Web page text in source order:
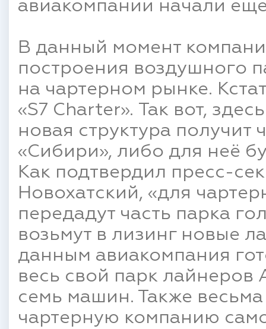
авиакомпании начали
В данный момент
построения воздушного
на чартерном рынке.
«S7 Charter». Так вот,
новая структура получит
«Сибири», либо для неё
Как подтвердил пресс-
Новохатский, «для
передадут часть парка
возьмут в лизинг новые
данным авиакомпания
весь свой парк лайнеров
семь машин. Также
чартерную компанию